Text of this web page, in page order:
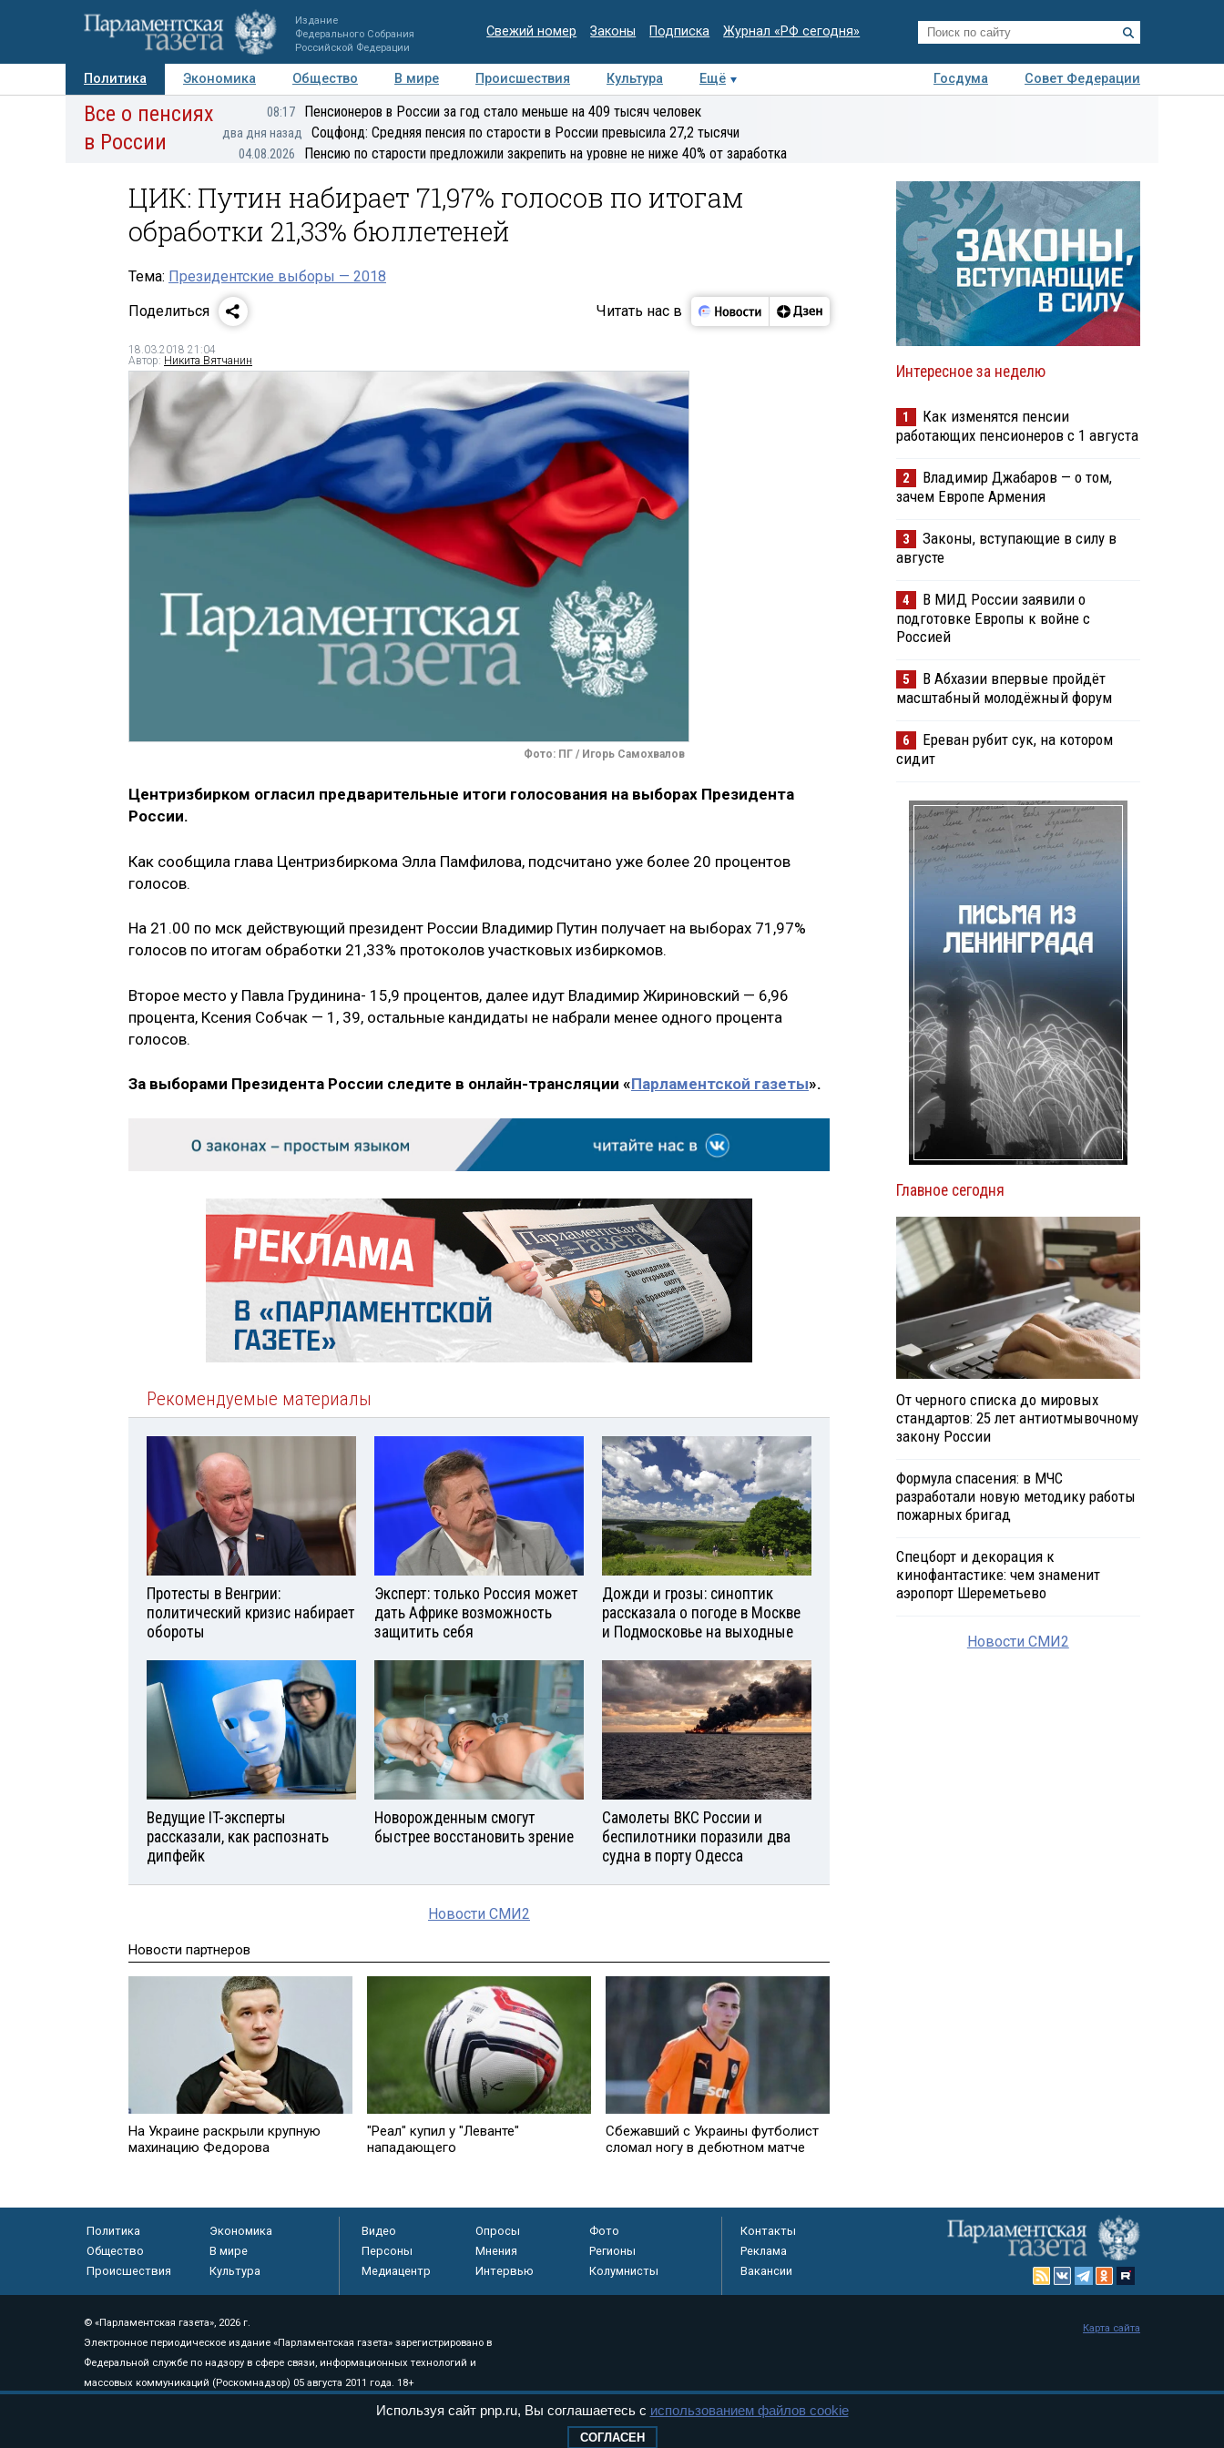
Издание
Федерального Собрания
Российской Федерации
Свежий номер Законы Подписка Журнал «РФ сегодня»
Политика Экономика Общество В мире Происшествия Культура Ещё Госдума
Совет Федерации
Авторы Персоны Мнения Регионы Медиацентр Интервью Колумнисты
Все о пенсиях
в России
08:17 Пенсионеров в России за год стало меньше на 409 тысяч человек
два дня назад Соцфонд: Средняя пенсия по старости в России превысила 27,2 тысячи
04.08.2026 Пенсию по старости предложили закрепить на уровне не ниже 40% от заработка
ЦИК: Путин набирает 71,97% голосов по итогам
обработки 21,33% бюллетеней
Тема: Президентские выборы — 2018
Поделиться
Читать нас в
18.03.2018 21:04
Автор: Никита Вятчанин
Фото: ПГ / Игорь Самохвалов
Центризбирком огласил предварительные итоги голосования на выборах Президента
России.
Как сообщила глава Центризбиркома Элла Памфилова, подсчитано уже более 20 процентов
голосов.
На 21.00 по мск действующий президент России Владимир Путин получает на выборах 71,97%
голосов по итогам обработки 21,33% протоколов участковых избиркомов.
Второе место у Павла Грудинина- 15,9 процентов, далее идут Владимир Жириновский — 6,96
процента, Ксения Собчак — 1, 39, остальные кандидаты не набрали менее одного процента
голосов.
За выборами Президента России следите в онлайн-трансляции «Парламентской газеты».
Рекомендуемые материалы
Протесты в Венгрии:
политический кризис набирает
обороты
Эксперт: только Россия может
дать Африке возможность
защитить себя
Дожди и грозы: синоптик
рассказала о погоде в Москве
и Подмосковье на выходные
Ведущие IT-эксперты
рассказали, как распознать
дипфейк
Новорожденным смогут
быстрее восстановить зрение
Самолеты ВКС России и
беспилотники поразили два
судна в порту Одесса
Новости СМИ2
Новости партнеров
На Украине раскрыли крупную
махинацию Федорова
"Реал" купил у "Леванте"
нападающего
Сбежавший с Украины футболист
сломал ногу в дебютном матче
Интересное за неделю
1
Как изменятся пенсии
работающих пенсионеров с 1 августа
2
Владимир Джабаров — о том,
зачем Европе Армения
3
Законы, вступающие в силу в
августе
4
В МИД России заявили о
подготовке Европы к войне с
Россией
5
В Абхазии впервые пройдёт
масштабный молодёжный форум
6
Ереван рубит сук, на котором
сидит
Главное сегодня
От черного списка до мировых
стандартов: 25 лет антиотмывочному
закону России
Формула спасения: в МЧС
разработали новую методику работы
пожарных бригад
Спецборт и декорация к
кинофантастике: чем знаменит
аэропорт Шереметьево
Новости СМИ2
Политика
Экономика
Общество
В мире
Происшествия
Культура
Видео Опросы
Фото
Персоны
Мнения
Регионы
Медиацентр
Интервью Колумнисты
Контакты
Реклама
Вакансии
© «Парламентская газета», 2026 г.
Электронное периодическое издание «Парламентская газета» зарегистрировано в
Федеральной службе по надзору в сфере связи, информационных технологий и
массовых коммуникаций (Роскомнадзор) 05 августа 2011 года. 18+
Карта сайта
Используя сайт pnp.ru, Вы соглашаетесь с использованием файлов cookie
СОГЛАСЕН